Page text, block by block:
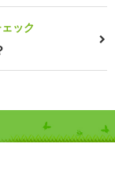
ック